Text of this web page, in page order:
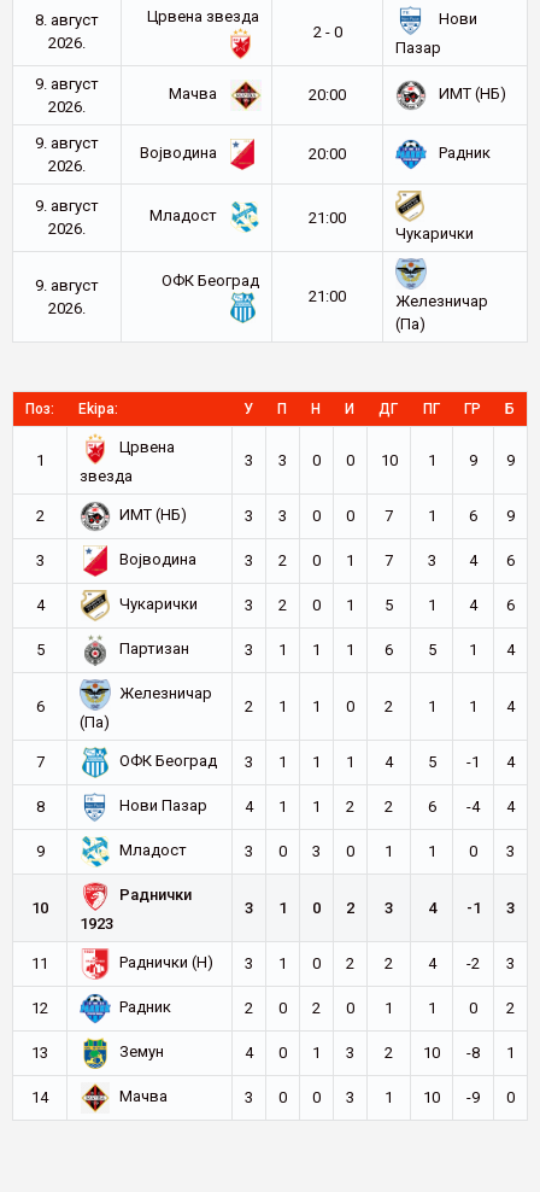
8. август
2026.
Црвена звезда
2 - 0
Нови
Пазар
9. август
2026.
Мачва 20:00 ИМТ (НБ)
9. август
2026.
Војводина 20:00 Радник
9. август
2026.
Младост
21:00
Чукарички
9. август
2026.
ОФК Београд
21:00
Железничар
(Па)
Поз: Ekipa: У П Н И ДГ ПГ ГР Б
1
Црвена
звезда
3 3 0 0 10 1 9 9
2 ИМТ (НБ) 3 3 0 0 7 1 6 9
3 Војводина 3 2 0 1 7 3 4 6
4 Чукарички 3 2 0 1 5 1 4 6
5 Партизан 3 1 1 1 6 5 1 4
6
Железничар
(Па)
2 1 1 0 2 1 1 4
7 ОФК Београд 3 1 1 1 4 5 -1 4
8 Нови Пазар 4 1 1 2 2 6 -4 4
9 Младост 3 0 3 0 1 1 0 3
10
Раднички
1923
3 1 0 2 3 4 -1 3
11 Раднички (Н) 3 1 0 2 2 4 -2 3
12 Радник 2 0 2 0 1 1 0 2
13 Земун 4 0 1 3 2 10 -8 1
14 Мачва 3 0 0 3 1 10 -9 0